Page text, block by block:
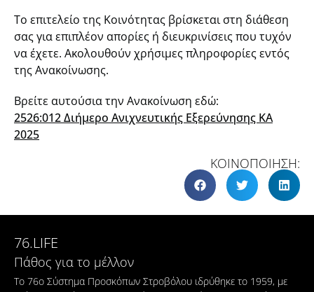
Το επιτελείο της Κοινότητας βρίσκεται στη διάθεση
σας για επιπλέον απορίες ή διευκρινίσεις που τυχόν
να έχετε. Ακολουθούν χρήσιμες πληροφορίες εντός
της Ανακοίνωσης.
Βρείτε αυτούσια την Ανακοίνωση εδώ:
2526:012 Διήμερο Ανιχνευτικής Εξερεύνησης ΚΑ
2025
ΚΟΙΝΟΠΟΙΗΣΗ:
76.LIFE
Πάθος για το μέλλον
Το 76ο Σύστημα Προσκόπων Στροβόλου ιδρύθηκε το 1959, με